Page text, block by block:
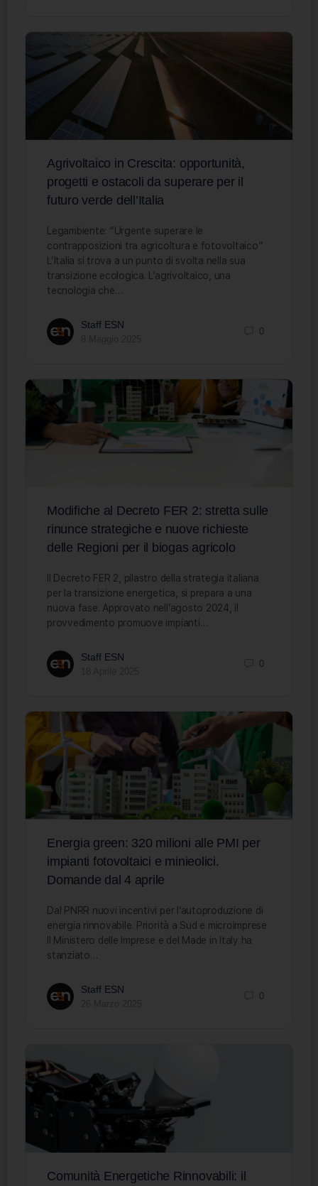
Agrivoltaico in Crescita: opportunità,
progetti e ostacoli da superare per il
futuro verde dell’Italia
Legambiente: “Urgente superare le
contrapposizioni tra agricoltura e fotovoltaico”
L’Italia si trova a un punto di svolta nella sua
transizione ecologica. L’agrivoltaico, una
tecnologia che…
Staff ESN
0
Modifiche al Decreto FER 2: stretta sulle
rinunce strategiche e nuove richieste
delle Regioni per il biogas agricolo
Il Decreto FER 2, pilastro della strategia italiana
per la transizione energetica, si prepara a una
nuova fase. Approvato nell’agosto 2024, il
provvedimento promuove impianti…
Staff ESN
0
Energia green: 320 milioni alle PMI per
impianti fotovoltaici e minieolici.
Domande dal 4 aprile
Dal PNRR nuovi incentivi per l’autoproduzione di
energia rinnovabile. Priorità a Sud e microimprese
Il Ministero delle Imprese e del Made in Italy ha
stanziato…
Staff ESN
0
Comunità Energetiche Rinnovabili: il